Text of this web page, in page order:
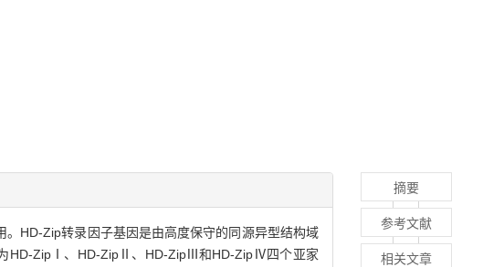
HD-Zip转录因子基因是由高度保守的同源异型结构域
为HD-ZipⅠ、HD-ZipⅡ、HD-ZipⅢ和HD-ZipⅣ四个亚家
摘要
参考文献
相关文章